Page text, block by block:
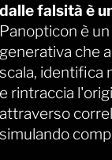
dalle falsità è
Panopticon è
generativa che
scala, identifica
e rintraccia
attraverso
simulando